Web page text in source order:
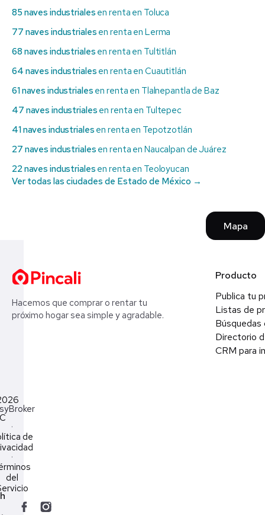
85 naves industriales en renta en Toluca
77 naves industriales en renta en Lerma
68 naves industriales en renta en Tultitlán
64 naves industriales en renta en Cuautitlán
61 naves industriales en renta en Tlalnepantla de Baz
47 naves industriales en renta en Tultepec
41 naves industriales en renta en Tepotzotlán
27 naves industriales en renta en Naucalpan de Juárez
22 naves industriales en renta en Teoloyucan
Ver todas las ciudades de Estado de México →
Mapa
Hacemos que comprar o rentar tu
próximo hogar sea simple y agradable.
Producto
Publica tu
Listas de
Búsquedas
Directorio
CRM para
·
de
·
del